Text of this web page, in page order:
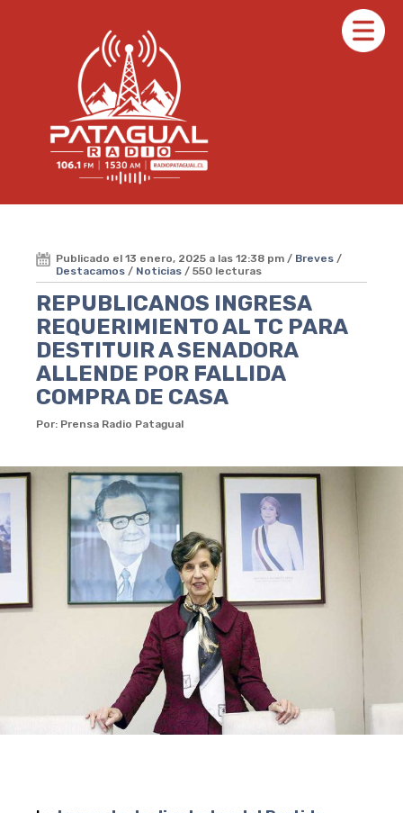
Publicado el 13 enero, 2025 a las 12:38 pm / Breves /
Destacamos / Noticias / 550 lecturas
REPUBLICANOS INGRESA
REQUERIMIENTO AL TC PARA
DESTITUIR A SENADORA
ALLENDE POR FALLIDA
COMPRA DE CASA
Por: Prensa Radio Patagual